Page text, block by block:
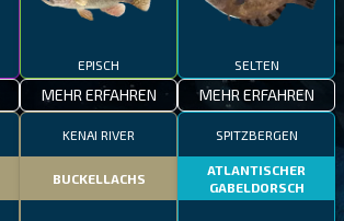
EPISCH
MEHR ERFAHREN
SELTEN
MEHR ERFAHREN
KENAI RIVER
BUCKELLACHS
SPITZBERGEN
ATLANTISCHER
GABELDORSCH